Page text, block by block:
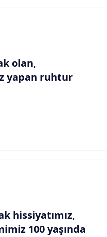
olan,
yapan ruhtur
hissiyatımız,
100 yaşında